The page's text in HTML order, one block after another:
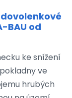
BAU od
ke snížení
ve
hrubých